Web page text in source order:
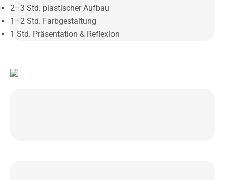
2–3 Std. plastischer Aufbau
1–2 Std. Farbgestaltung
1 Std. Präsentation & Reflexion